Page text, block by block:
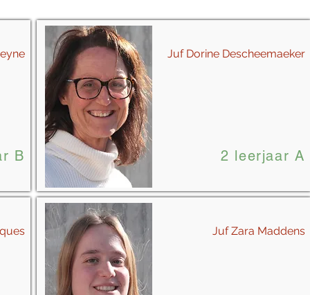
B
Juf Dorine Descheemaeker
2 leerjaar A
Juf Zara Maddens